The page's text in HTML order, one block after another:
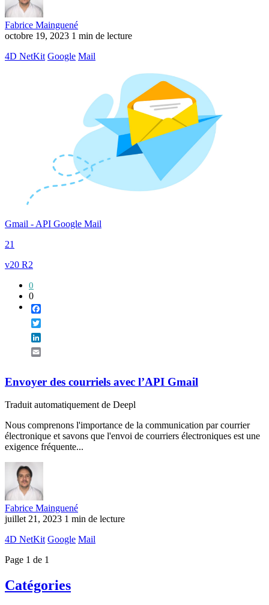
Fabrice Mainguené
octobre 19, 2023 1 min de lecture
4D NetKit Google Mail
Gmail - API Google Mail
21
v20 R2
0
0
Envoyer des courriels avec l’API Gmail
Traduit automatiquement de Deepl
Nous comprenons l'importance de la communication par courrier
électronique et savons que l'envoi de courriers électroniques est une
exigence fréquente...
Fabrice Mainguené
juillet 21, 2023 1 min de lecture
4D NetKit Google Mail
Page 1 de 1
Catégories